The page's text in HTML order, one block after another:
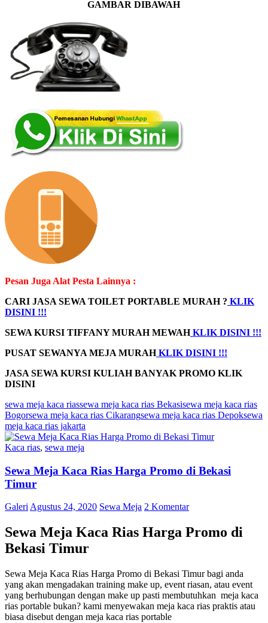
GAMBAR DIBAWAH
Pesan Juga Alat Pesta Lainnya :
CARI JASA SEWA TOILET PORTABLE MURAH ? KLIK
DISINI !!!
SEWA KURSI TIFFANY MURAH MEWAHKLIK DISINI !!!
PUSAT SEWANYA MEJA MURAHKLIK DISINI !!!
JASA SEWA KURSI KULIAH BANYAK PROMO KLIK
DISINI
sewa meja kaca riassewa meja kaca rias Bekasisewa meja kaca rias
Bogorsewa meja kaca rias Cikarangsewa meja kaca rias Depoksewa
meja kaca rias jakarta
Kaca rias, sewa meja
Sewa Meja Kaca Rias Harga Promo di Bekasi
Timur
Galeri Agustus 24, 2020 Sewa Meja 2 Komentar
Sewa Meja Kaca Rias Harga Promo di
Bekasi Timur
Sewa Meja Kaca Rias Harga Promo di Bekasi Timur bagi anda
yang akan mengadakan training make up, event riasan, atau event
yang berhubungan dengan make up pasti membutuhkan meja kaca
rias portable bukan? kami menyewakan meja kaca rias praktis atau
biasa disebut dengan meja kaca rias portable